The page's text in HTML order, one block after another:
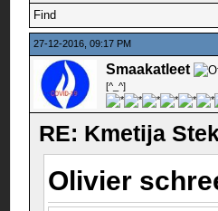
Find
27-12-2016, 09:17 PM
Smaakatleet
[^_^]
RE: Kmetija
Olivier